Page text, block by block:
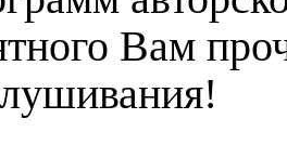
Вам